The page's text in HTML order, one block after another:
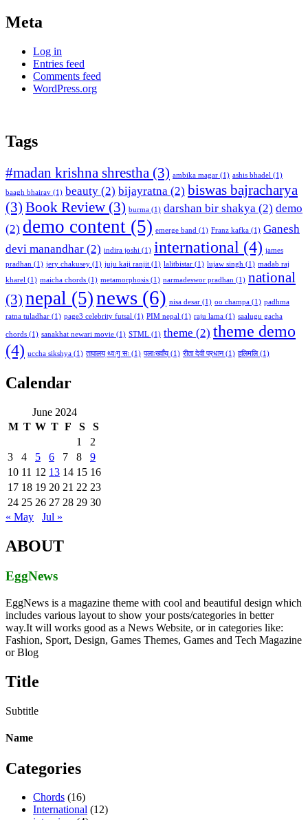
Meta
Log in
Entries feed
Comments feed
WordPress.org
Tags
#madan krishna shrestha (3) ambika magar (1) ashis bhadel (1)
baagh bhairav (1) beauty (2) bijayratna (2) biswas bajracharya
(3) Book Review (3) burma (1) darshan bir shakya (2) demo
(2) demo content (5) emerge band (1) Franz kafka (1) Ganesh
devi manandhar (2) indira joshi (1) international (4) james
pradhan (1) jery chakusey (1) juju kaji ranjit (1) lalitbistar (1) lujaw singh (1) madab raj
kharel (1) maicha chords (1) metamorphosis (1) narmadeswor pradhan (1) national
(3) nepal (5)news (6) nisa desar (1) oo champa (1) padhma
ratna tuladhar (1) page3 celebrity futsal (1) PIM nepal (1) raju lama (1) saalugu gacha
chords (1) sanakhat newari movie (1) STML (1) theme (2) theme demo
(4) uccha sikshya (1) तापालय् थ्वःगु सः (1) पलाःख्वाँय्(1) रीता देवी प्रधान(1) हलिमलि(1)
Calendar
June 2024
M T W T F S
S
1
2
3
4 5 6 7 8
9
10 11 12 13 14 15 16
17 18 19 20 21 22 23
24 25 26 27 28 29 30
« May
Jul »
ABOUT
EggNews
EggNews is a magazine theme with cool and beautiful design which
includes various layout to show your posts/categories in better
way.It will works good as a News Website, or in categories like:
Fashion, Sport, Design, Games Themes, Games and Tech Magazine
or Blog
Title
Subtitle
Name
Categories
Chords (16)
International (12)